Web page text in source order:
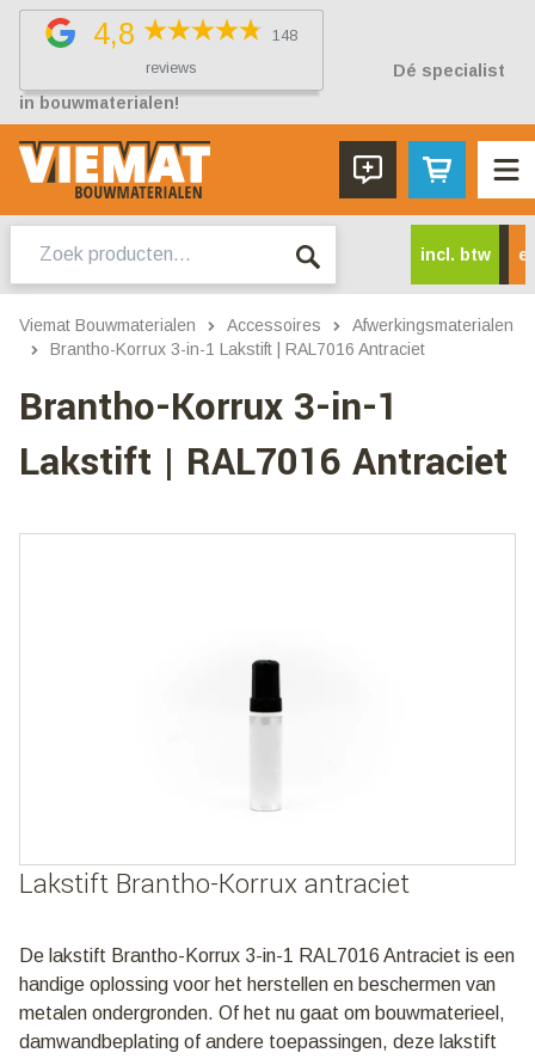
4,8
148
reviews
Dé specialist
in bouwmaterialen!
naar:
incl. btw
Viemat Bouwmaterialen Accessoires
Afwerkingsmaterialen
Brantho-Korrux 3-in-1 Lakstift | RAL7016 Antraciet
Brantho-Korrux 3-in-1
Lakstift | RAL7016 Antraciet
Lakstift Brantho-Korrux antraciet
De lakstift Brantho-Korrux 3-in-1 RAL7016 Antraciet is een
handige oplossing voor het herstellen en beschermen van
metalen ondergronden. Of het nu gaat om bouwmaterieel,
damwandbeplating of andere toepassingen, deze lakstift